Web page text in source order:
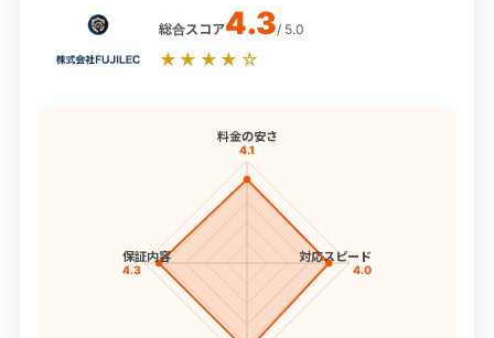
総合スコア4.3/ 5.0
★★★★☆
料金の安さ
4.1
対応スピード
4.0
保証内容
4.3